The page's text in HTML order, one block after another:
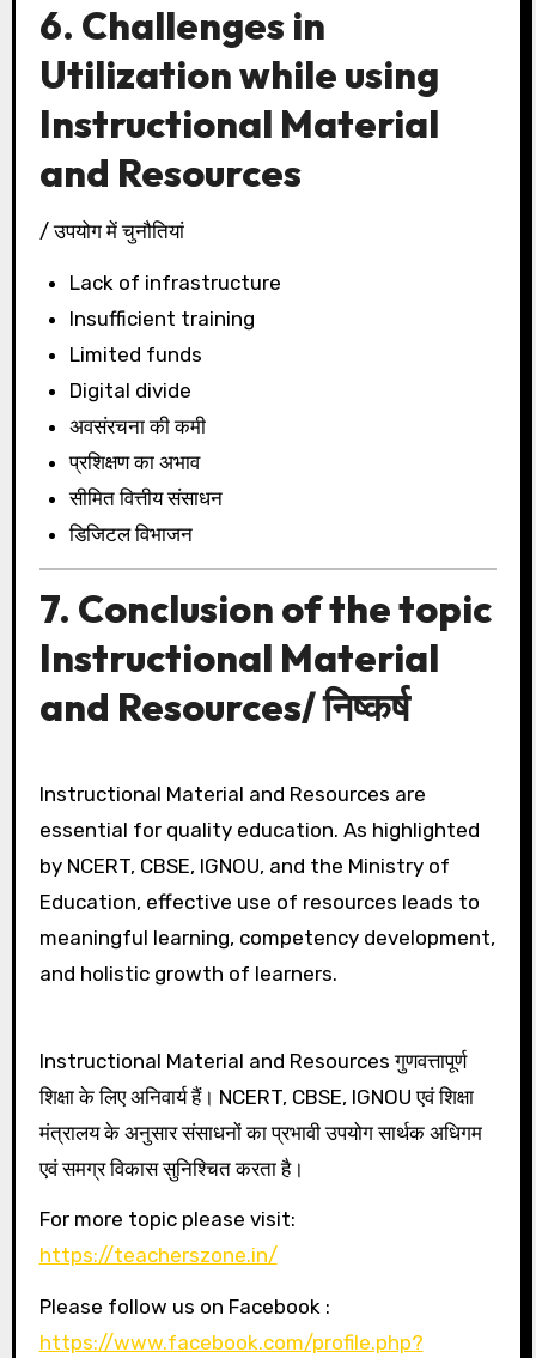
6. Challenges in
Utilization while using
Instructional Material
and Resources
/ उपयोग में चुनौतियां
Lack of infrastructure
Insufficient training
Limited funds
Digital divide
अवसंरचना की कमी
प्रशिक्षण का अभाव
सीमित वित्तीय संसाधन
डिजिटल विभाजन
7. Conclusion of the topic
Instructional Material
and Resources/ निष्कर्ष
Instructional Material and Resources are
essential for quality education. As highlighted
by NCERT, CBSE, IGNOU, and the Ministry of
Education, effective use of resources leads to
meaningful learning, competency development,
and holistic growth of learners.
Instructional Material and Resources गुणवत्तापूर्ण
शिक्षा के लिए अनिवार्य हैं। NCERT, CBSE, IGNOU एवं शिक्षा
मंत्रालय के अनुसार संसाधनों का प्रभावी उपयोग सार्थक अधिगम
एवं समग्र विकास सुनिश्चित करता है।
For more topic please visit:
https://teacherszone.in/
Please follow us on Facebook :
https://www.facebook.com/profile.php?